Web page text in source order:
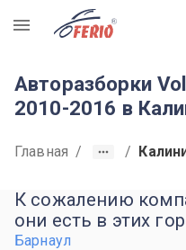
R
Авторазборки
2010-2016 в
Главная / /
К сожалению
они есть в этих
Барнаул